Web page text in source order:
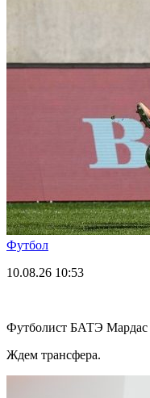
Футбол
10.08.26 10:53
Футболист БАТЭ Мардас
Ждем трансфера.